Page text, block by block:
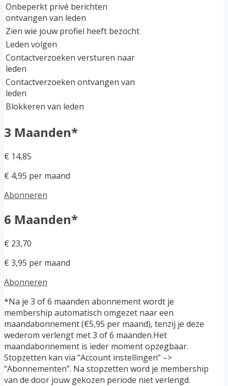
Onbeperkt privé berichten
ontvangen van leden
Zien wie jouw profiel heeft bezocht
Leden volgen
Contactverzoeken versturen naar
leden
Contactverzoeken ontvangen van
leden
Blokkeren van leden
3 Maanden*
€ 14,85
€ 4,95 per maand
Abonneren
6 Maanden*
€ 23,70
€ 3,95 per maand
Abonneren
*Na je 3 of 6 maanden abonnement wordt je
membership automatisch omgezet naar een
maandabonnement (€5,95 per maand), tenzij je deze
wederom verlengt met 3 of 6 maanden.Het
maandabonnement is ieder moment opzegbaar.
Stopzetten kan via “Account instellingen” –>
“Abonnementen”. Na stopzetten word je membership
van de door jouw gekozen periode niet verlengd.